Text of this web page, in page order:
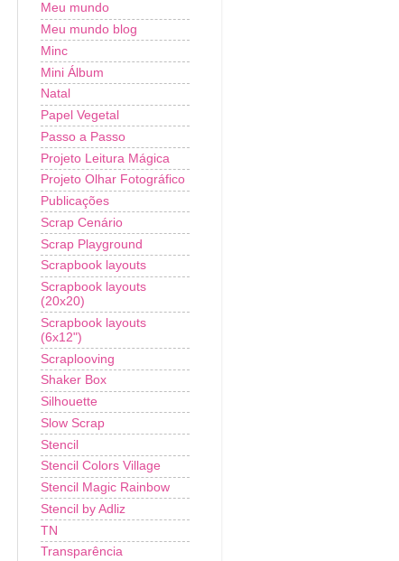
Meu mundo
Meu mundo blog
Minc
Mini Álbum
Natal
Papel Vegetal
Passo a Passo
Projeto Leitura Mágica
Projeto Olhar Fotográfico
Publicações
Scrap Cenário
Scrap Playground
Scrapbook layouts
Scrapbook layouts
(20x20)
Scrapbook layouts
(6x12")
Scraplooving
Shaker Box
Silhouette
Slow Scrap
Stencil
Stencil Colors Village
Stencil Magic Rainbow
Stencil by Adliz
TN
Transparência